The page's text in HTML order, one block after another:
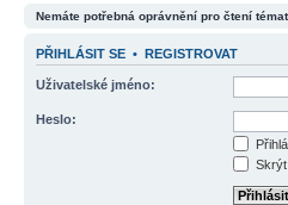
Nemáte potřebná oprávnění pro čtení
PŘIHLÁSIT SE • REGISTROVAT
Uživatelské jméno:
Heslo:
Skrýt